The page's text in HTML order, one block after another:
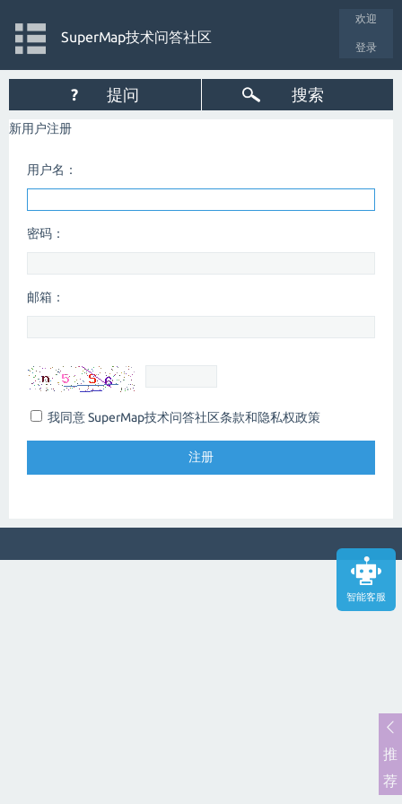
智能客服
欢迎
登录
SuperMap技术问答社区
? 提问 搜索
新用户注册
用户名：
密码：
邮箱：
我同意 SuperMap技术问答社区条款和隐私权政策